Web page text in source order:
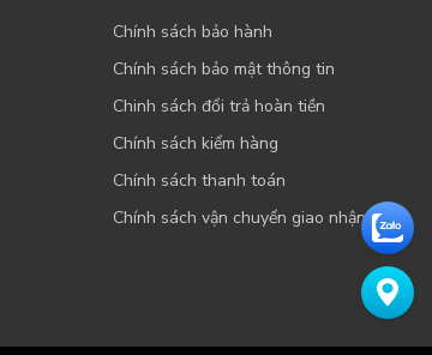
Chính sách bảo hành
Chính sách bảo mật thông tin
Chinh sách đổi trả hoàn tiền
Chính sách kiểm hàng
Chính sách thanh toán
Chính sách vận chuyển giao nhận